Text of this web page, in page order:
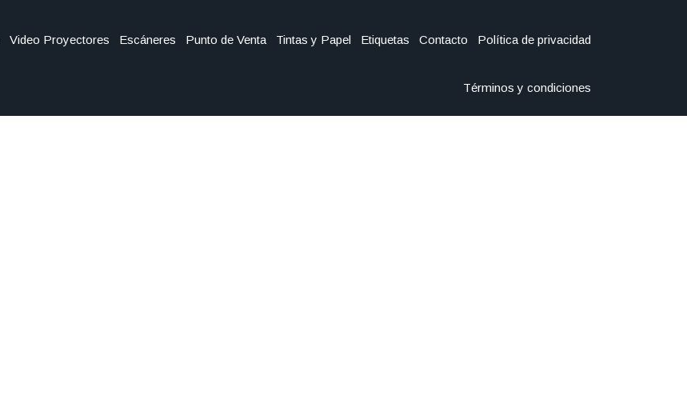
Video Proyectores Escáneres Punto de Venta Tintas y Papel Etiquetas Contacto Política de privacidad
Términos y condiciones